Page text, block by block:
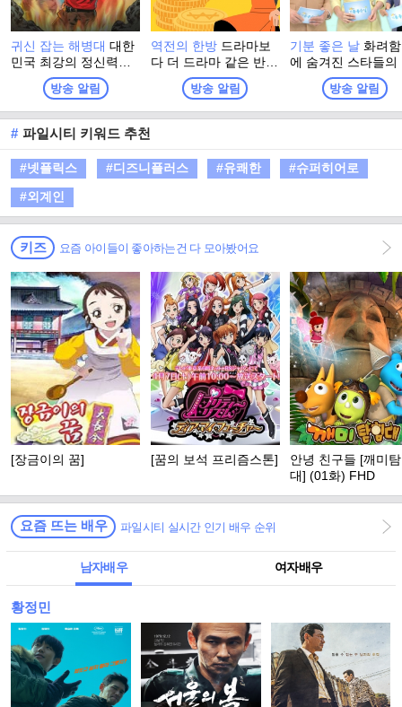
귀신 잡는 해병대대한
민국 최강의 정신력을
자부하는 해병대 출신
들이 모여, 이번엔 진짜
귀신을 잡으러 심령 스
폿으로 떠난다! 실제 무
속인들이 경험한 기이
한 사건과 금기, 그리고
사람들 사이에 떠도는
괴담을 눈앞에서 확인
하는 한여름 납량 오컬
트 수색 버라이어티!
방송 알림
역전의 한방 드라마보
다 더 드라마 같은 반전
인생 추적 스토리 프로
방송 알림
기분 좋은 날화려
에 숨겨진 스타들의
솔한 이야기와 이색
소에서 펼쳐지는 스
들의 특별한 체험.
이 함께하는 명강의
생활에 유익한 다양
방송 알림
# 파일시티 키워드 추천
#넷플릭스 #디즈니플러스 #유쾌한
#슈퍼히어로
#외계인
키즈 요즘 아이들이 좋아하는건 다 모아봤어요
[장금이의 꿈] [꿈의 보석 프리즘스톤]
안녕 친구들 [깨미
대] (01화) FHD
요즘 뜨는 배우 파일시티 실시간 인기 배우 순위
남자배우 여자배우
황정민